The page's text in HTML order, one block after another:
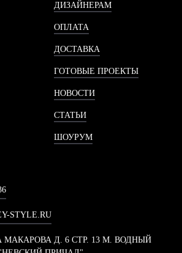
ДИЗАЙНЕРАМ
ОПЛАТА
ДОСТАВКА
ГОТОВЫЕ ПРОЕКТЫ
НОВОСТИ
СТАТЬИ
ШОУРУМ
STYLE.RU
Д. 6 СТР. 13 М. ВОДНЫЙ